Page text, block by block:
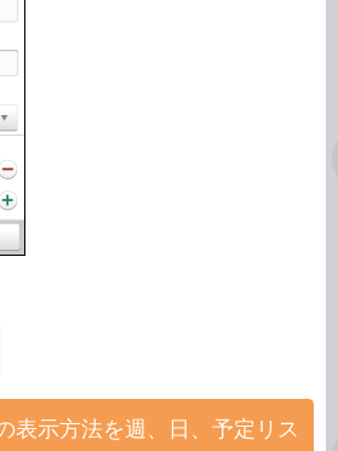
表示方法を週、日、予定リス